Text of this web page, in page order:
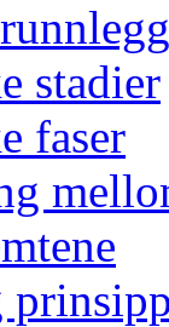
stadier
faser